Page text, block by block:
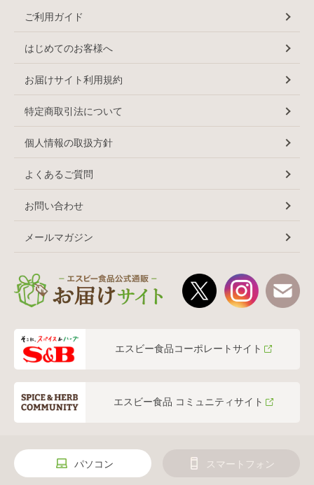
ご利用ガイド
はじめてのお客様へ
お届けサイト利用規約
特定商取引法について
個人情報の取扱方針
よくあるご質問
お問い合わせ
メールマガジン
エスビー食品コーポレートサイト
エスビー食品 コミュニティサイト
パソコン スマートフォン